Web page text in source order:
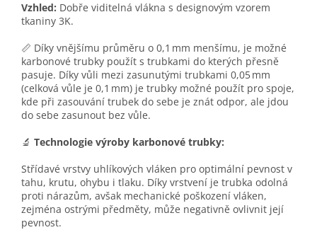
Vzhled: Dobře viditelná vlákna s designovým vzorem
tkaniny 3K.
📏 Díky vnějšímu průměru o 0,1 mm menšímu, je možné
karbonové trubky použít s trubkami do kterých přesně
pasuje. Díky vůli mezi zasunutými trubkami 0,05 mm
(celková vůle je 0,1 mm) je trubky možné použít pro spoje,
kde při zasouvání trubek do sebe je znát odpor, ale jdou
do sebe zasunout bez vůle.
🔬 Technologie výroby karbonové trubky:
Střídavé vrstvy uhlíkových vláken pro optimální pevnost v
tahu, krutu, ohybu i tlaku. Díky vrstvení je trubka odolná
proti nárazům, avšak mechanické poškození vláken,
zejména ostrými předměty, může negativně ovlivnit její
pevnost.